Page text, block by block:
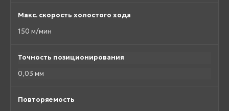
Макс. скорость холостого хода
150 м/мин
Точность позиционирования
0,03 мм
Повторяемость